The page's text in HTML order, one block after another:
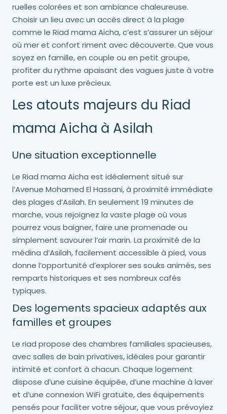
ruelles colorées et son ambiance chaleureuse.
Choisir un lieu avec un accès direct à la plage
comme le Riad mama Aicha, c’est s’assurer un séjour
où mer et confort riment avec découverte. Que vous
soyez en famille, en couple ou en petit groupe,
profiter du rythme apaisant des vagues juste à votre
porte est un luxe précieux.
Les atouts majeurs du Riad
mama Aicha à Asilah
Une situation exceptionnelle
Le Riad mama Aicha est idéalement situé sur
l’Avenue Mohamed El Hassani, à proximité immédiate
des plages d’Asilah. En seulement 19 minutes de
marche, vous rejoignez la vaste plage où vous
pourrez vous baigner, faire une promenade ou
simplement savourer l’air marin. La proximité de la
médina d’Asilah, facilement accessible à pied, vous
donne l’opportunité d’explorer ses souks animés, ses
remparts historiques et ses nombreux cafés
typiques.
Des logements spacieux adaptés aux
familles et groupes
Le riad propose des chambres familiales spacieuses,
avec salles de bain privatives, idéales pour garantir
intimité et confort à chacun. Chaque logement
dispose d’une cuisine équipée, d’une machine à laver
et d’une connexion WiFi gratuite, des équipements
pensés pour faciliter votre séjour, que vous prévoyiez